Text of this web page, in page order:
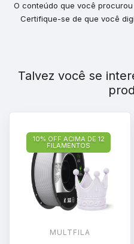
O conteúdo que você
Certifique-se de que você
Talvez você se
10% OFF ACIMA DE 12
FILAMENTOS
MULTFILA